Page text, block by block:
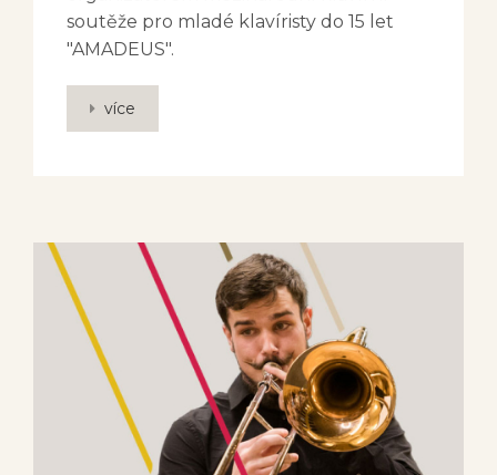
soutěže pro mladé klavíristy do 15 let
"AMADEUS".
více